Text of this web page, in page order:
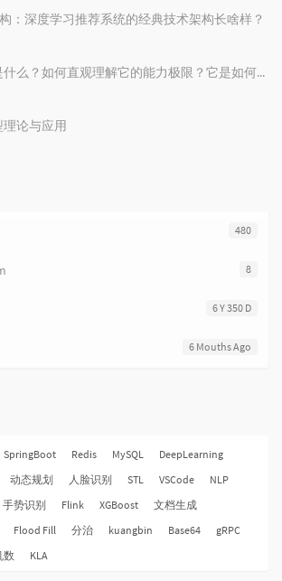
m
n
t
l
：深度学习推荐系统的经典技术架构长啥样？
神经网络是什么？如何直观理解它的能力极限？它是如何无限逼近真理？
论与应用
480
8
6 Y 350 D
6 Mouths Ago
SpringBoot Redis MySQL
DeepLearning
动态规划 人脸识别 STL VSCode
NLP
手势识别 Flink XGBoost
文档生成
Flood Fill 分治 kuangbin Base64
gRPC
数 KLA